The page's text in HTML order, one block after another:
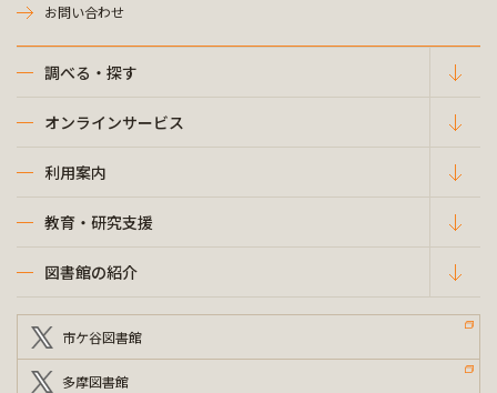
お問い合わせ
調べる・探す
オンラインサービス
利用案内
教育・研究支援
図書館の紹介
市ケ谷図書館
多摩図書館